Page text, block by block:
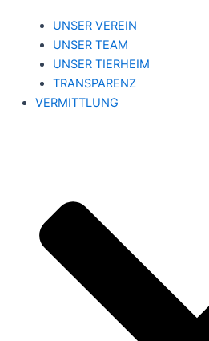
UNSER VEREIN
UNSER TEAM
UNSER TIERHEIM
TRANSPARENZ
VERMITTLUNG